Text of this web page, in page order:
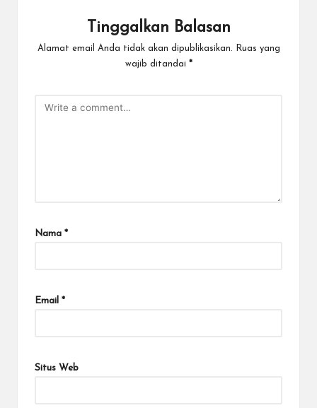
Tinggalkan Balasan
Alamat email Anda tidak akan dipublikasikan.
Ruas yang
wajib ditandai *
Nama *
Email *
Situs Web